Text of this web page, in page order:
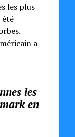
les plus
été
a
les
en